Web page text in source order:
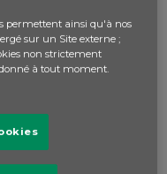
permettent ainsi qu'à nos
sur un Site externe ;
non strictement
à tout moment.